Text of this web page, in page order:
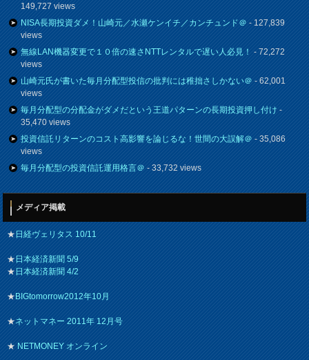
149,727 views
NISA長期投資ダメ！山崎元／水瀬ケンイチ／カンチュンド＠- 127,839
views
無線LAN機器変更で１０倍の速さNTTレンタルで遅い人必見！- 72,272
views
山崎元氏が書いた毎月分配型投信の批判には稚拙さしかない＠- 62,001
views
毎月分配型の分配金がダメだという王道パターンの長期投資押し付け-
35,470 views
投資信託リターンのコスト高影響を論じるな！世間の大誤解＠- 35,086
views
毎月分配型の投資信託運用格言＠- 33,732 views
メディア掲載
★日経ヴェリタス 10/11
★日本経済新聞 5/9
★日本経済新聞 4/2
★BIGtomorrow2012年10月
★ネットマネー 2011年 12月号
★NETMONEY オンライン